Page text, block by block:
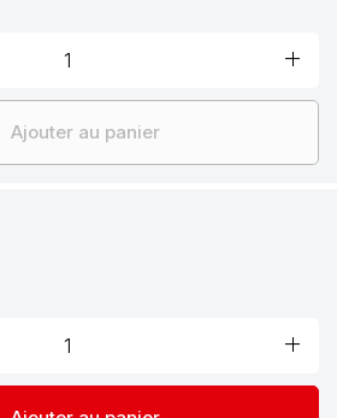
add
Ajouter au panier
add